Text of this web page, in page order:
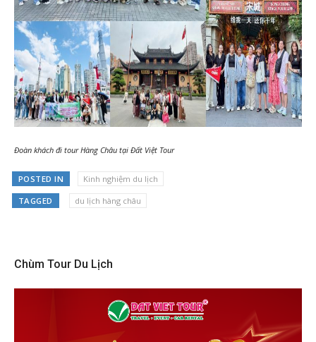
Đoàn khách đi tour Hàng Châu tại Đất Việt Tour
POSTED IN Kinh nghiệm du lịch
TAGGED du lịch hàng châu
Chùm Tour Du Lịch